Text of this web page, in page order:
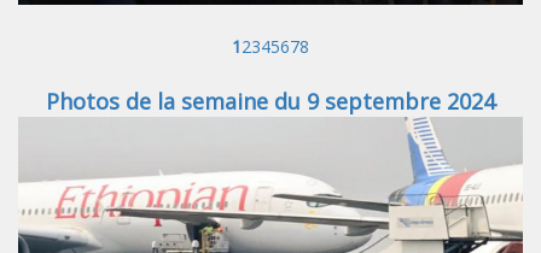
12345678
Photos de la semaine du 9 septembre 2024